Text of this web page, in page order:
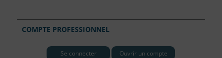
COMPTE PROFESSIONNEL
Se connecter Ouvrir un compte